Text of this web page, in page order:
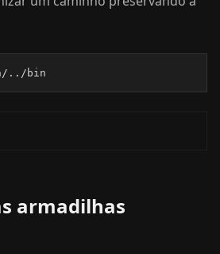
../bin
armadilhas